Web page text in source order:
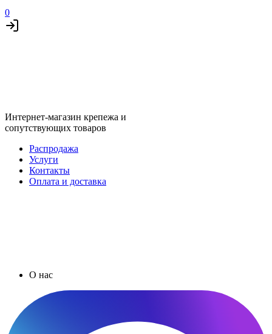
0
Интернет-магазин крепежа и
сопутствующих товаров
Распродажа
Услуги
Контакты
Оплата и доставка
О нас